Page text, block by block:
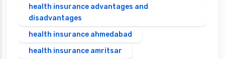
health insurance advantages and
disadvantages
health insurance ahmedabad
health insurance amritsar